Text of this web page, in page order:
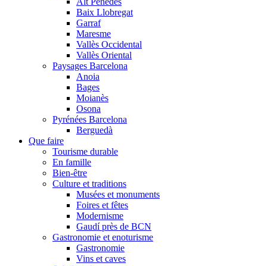
Baix Llobregat
Garraf
Maresme
Vallès Occidental
Vallès Oriental
Paysages Barcelona
Anoia
Bages
Moianès
Osona
Pyrénées Barcelona
Berguedà
Que faire
Tourisme durable
En famille
Bien-être
Culture et traditions
Musées et monuments
Foires et fêtes
Modernisme
Gaudí près de BCN
Gastronomie et enoturisme
Gastronomie
Vins et caves